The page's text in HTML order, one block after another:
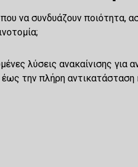
να συνδυάζουν ποιότητα,
λύσεις ανακαίνισης για
την πλήρη αντικατάσταση